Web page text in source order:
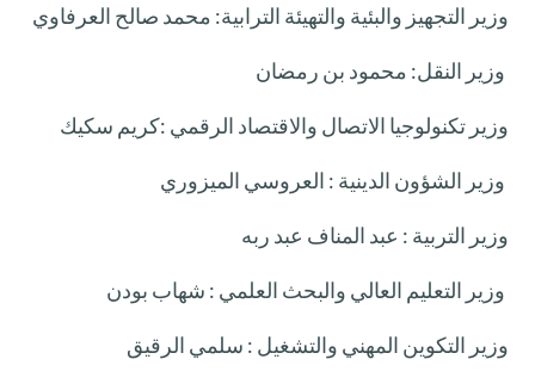
وزير التجهيز والبئية والتهيئة الترابية: محمد صالح العرفاوي
وزير النقل: محمود بن رمضان
وزير تكنولوجيا الاتصال والاقتصاد الرقمي :كريم سكيك
وزير الشؤون الدينية : العروسي الميزوري
وزير التربية : عبد المناف عبد ربه
وزير التعليم العالي والبحث العلمي : شهاب بودن
وزير التكوين المهني والتشغيل : سلمي الرقيق